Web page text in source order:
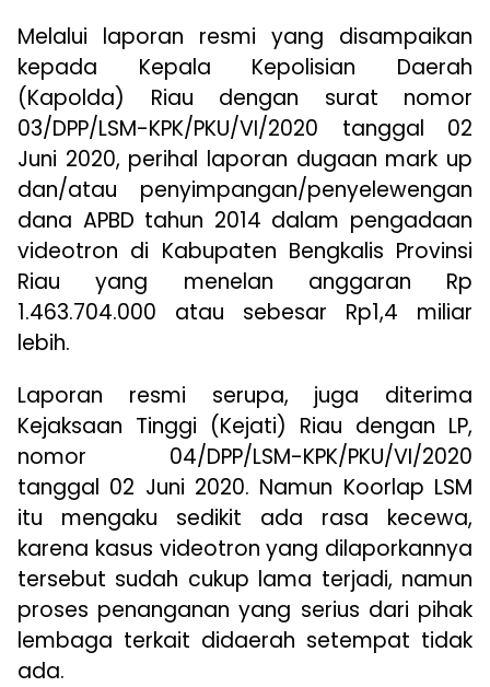
Melalui laporan resmi yang disampaikan
kepada Kepala Kepolisian Daerah
(Kapolda) Riau dengan surat nomor
03/DPP/LSM-KPK/PKU/VI/2020 tanggal 02
Juni 2020, perihal laporan dugaan mark up
dan/atau penyimpangan/penyelewengan
dana APBD tahun 2014 dalam pengadaan
videotron di Kabupaten Bengkalis Provinsi
Riau yang menelan anggaran Rp
1.463.704.000 atau sebesar Rp1,4 miliar
lebih.
Laporan resmi serupa, juga diterima
Kejaksaan Tinggi (Kejati) Riau dengan LP,
nomor 04/DPP/LSM-KPK/PKU/VI/2020
tanggal 02 Juni 2020. Namun Koorlap LSM
itu mengaku sedikit ada rasa kecewa,
karena kasus videotron yang dilaporkannya
tersebut sudah cukup lama terjadi, namun
proses penanganan yang serius dari pihak
lembaga terkait didaerah setempat tidak
ada.